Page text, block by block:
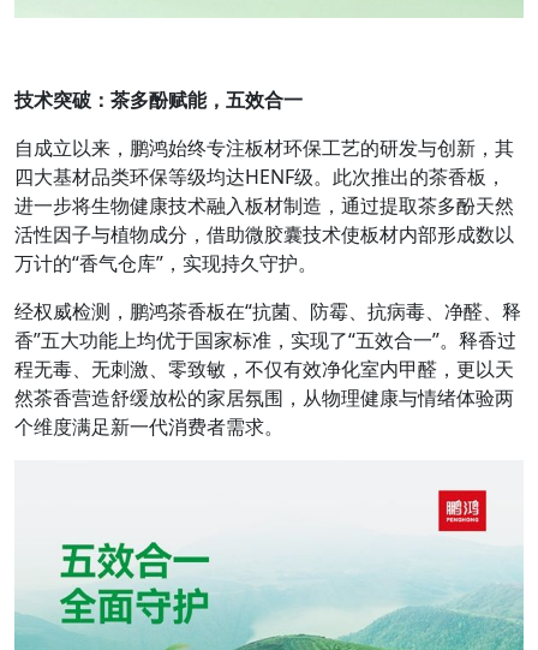
技术突破：茶多酚赋能，五效合一
自成立以来，鹏鸿始终专注板材环保工艺的研发与创新，其
四大基材品类环保等级均达HENF级。此次推出的茶香板，
进一步将生物健康技术融入板材制造，通过提取茶多酚天然
活性因子与植物成分，借助微胶囊技术使板材内部形成数以
万计的“香气仓库”，实现持久守护。
经权威检测，鹏鸿茶香板在“抗菌、防霉、抗病毒、净醛、释
香”五大功能上均优于国家标准，实现了“五效合一”。释香过
程无毒、无刺激、零致敏，不仅有效净化室内甲醛，更以天
然茶香营造舒缓放松的家居氛围，从物理健康与情绪体验两
个维度满足新一代消费者需求。